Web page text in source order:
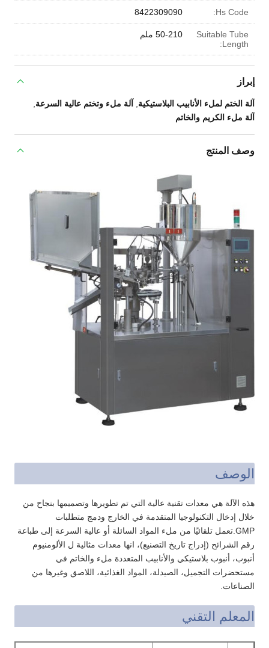
Hs Code:
8422309090
Suitable Tube
Length:
50-210 ملم
إبراز
آلة الختم لملء الأنابيب البلاستيكية آلة ملء وتختم عالية السرعة
آلة ملء الكريم والخاتم
وصف المنتج
الوصف
هذه الآلة هي معدات تقنية عالية التي تم تطويرها وتصميمها بنجاح من
خلال إدخال التكنولوجيا المتقدمة في الخارج ودمج متطلبات
GMP.تعمل تلقائيًا من ملء المواد السائلة أو عالية السرعة إلى طباعة
رقم الشرائح (إدراج تاريخ التصنيع)، انها معدات مثالية ل الألومنيوم
أنبوب، أنبوب بلاستيكي والأنابيب المتعددة ملء والخاتم في
مستحضرات التجميل، الصيدلة، المواد الغذائية، اللاصق وغيرها من
الصناعات.
المعلم التقني